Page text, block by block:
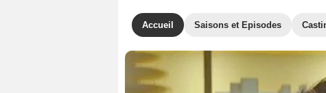
Accueil Saisons et Episodes